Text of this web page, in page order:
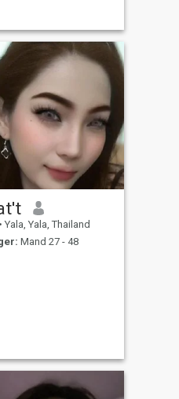
• Yala, Yala, Thailand
Mand 27 - 48